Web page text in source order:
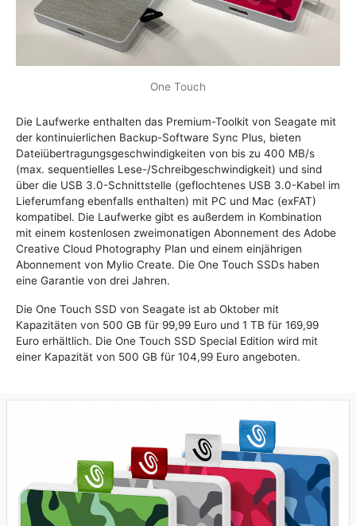
One Touch
Die Laufwerke enthalten das Premium-Toolkit von Seagate mit
der kontinuierlichen Backup-Software Sync Plus, bieten
Dateiübertragungsgeschwindigkeiten von bis zu 400 MB/s
(max. sequentielles Lese-/Schreibgeschwindigkeit) und sind
über die USB 3.0-Schnittstelle (geflochtenes USB 3.0-Kabel im
Lieferumfang ebenfalls enthalten) mit PC und Mac (exFAT)
kompatibel. Die Laufwerke gibt es außerdem in Kombination
mit einem kostenlosen zweimonatigen Abonnement des Adobe
Creative Cloud Photography Plan und einem einjährigen
Abonnement von Mylio Create. Die One Touch SSDs haben
eine Garantie von drei Jahren.
Die One Touch SSD von Seagate ist ab Oktober mit
Kapazitäten von 500 GB für 99,99 Euro und 1 TB für 169,99
Euro erhältlich. Die One Touch SSD Special Edition wird mit
einer Kapazität von 500 GB für 104,99 Euro angeboten.